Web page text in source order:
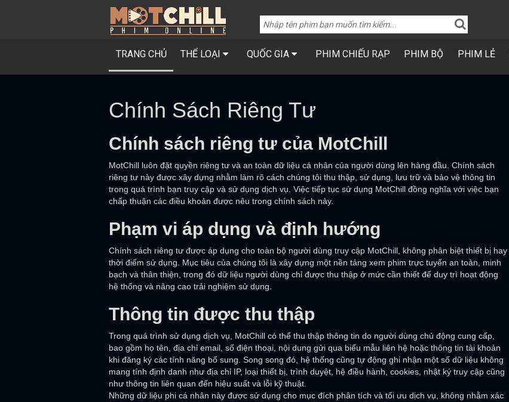
TRANG CHỦ THỂ LOẠI QUỐC GIA PHIM CHIẾU RẠP PHIM BỘ PHIM LẺ
Chính Sách Riêng Tư
Chính sách riêng tư của MotChill
MotChill luôn đặt quyền riêng tư và an toàn dữ liệu cá nhân của người dùng lên hàng đầu. Chính sách
riêng tư này được xây dựng nhằm làm rõ cách chúng tôi thu thập, sử dụng, lưu trữ và bảo vệ thông tin
trong quá trình bạn truy cập và sử dụng dịch vụ. Việc tiếp tục sử dụng MotChill đồng nghĩa với việc bạn
chấp thuận các điều khoản được nêu trong chính sách này.
Phạm vi áp dụng và định hướng
Chính sách riêng tư được áp dụng cho toàn bộ người dùng truy cập MotChill, không phân biệt thiết bị hay
thời điểm sử dụng. Mục tiêu của chúng tôi là xây dựng một nền tảng xem phim trực tuyến an toàn, minh
bạch và thân thiện, trong đó dữ liệu người dùng chỉ được thu thập ở mức cần thiết để duy trì hoạt động
hệ thống và nâng cao trải nghiệm sử dụng.
Thông tin được thu thập
Trong quá trình sử dụng dịch vụ, MotChill có thể thu thập thông tin do người dùng chủ động cung cấp,
bao gồm họ tên, địa chỉ email, số điện thoại, nội dung gửi qua biểu mẫu liên hệ hoặc thông tin tài khoản
khi đăng ký các tính năng bổ sung. Song song đó, hệ thống cũng tự động ghi nhận một số dữ liệu không
mang tính định danh như địa chỉ IP, loại thiết bị, trình duyệt, hệ điều hành, cookies, nhật ký truy cập cũng
như thông tin liên quan đến hiệu suất và lỗi kỹ thuật.
Những dữ liệu phi cá nhân này được sử dụng cho mục đích phân tích và tối ưu dịch vụ, không nhằm xác